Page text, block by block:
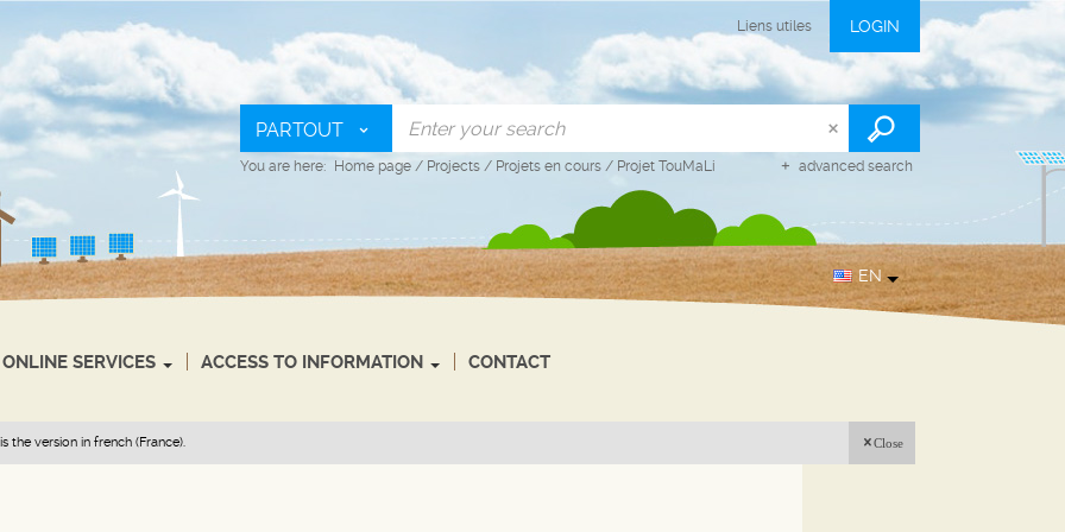
Liens utiles LOGIN
PARTOUT
advanced search
You are here: Home page / Projects / Projets en cours / Projet TouMaLi
EN
ONLINE SERVICES ACCESS TO INFORMATION CONTACT
the version in french (France). Close